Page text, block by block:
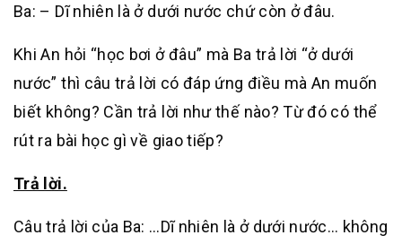
Ba: – Dĩ nhiên là ở dưới nước chứ còn ở đâu.
Khi An hỏi “học bơi ở đâu” mà Ba trả lời “ở dưới
nước” thì câu trả lời có đáp ứng điều mà An muốn
biết không? Cần trả lời như thế nào? Từ đó có thể
rút ra bài học gì về giao tiếp?
Trả lời.
Câu trả lời của Ba: …Dĩ nhiên là ở dưới nước… không